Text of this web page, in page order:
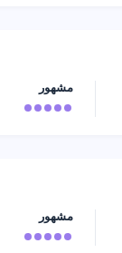
مشهور
مشهور